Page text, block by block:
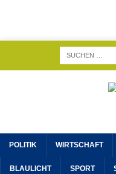
POLITIK WIRTSCHAFT
BLAULICHT SPORT